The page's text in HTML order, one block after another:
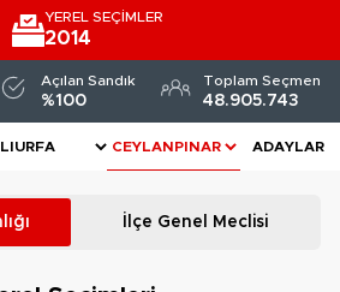
YEREL SEÇİMLER
2014
Açılan Sandık
%100
Toplam Seçmen
48.905.743
ADAYLAR
İlçe Genel Meclisi